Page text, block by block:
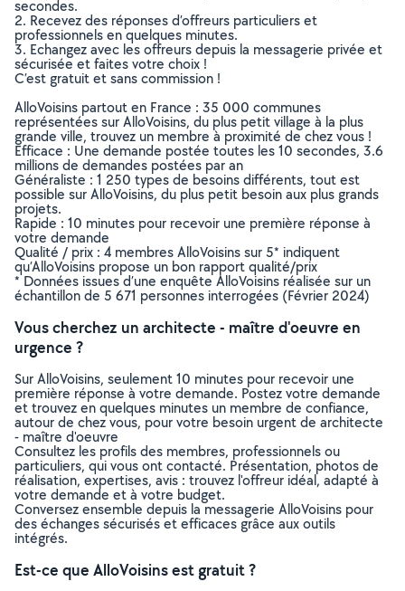
secondes.
2. Recevez des réponses d’offreurs particuliers et
professionnels en quelques minutes.
3. Echangez avec les offreurs depuis la messagerie privée et
sécurisée et faites votre choix !
C’est gratuit et sans commission !
AlloVoisins partout en France : 35 000 communes
représentées sur AlloVoisins, du plus petit village à la plus
grande ville, trouvez un membre à proximité de chez vous !
Efficace : Une demande postée toutes les 10 secondes, 3.6
millions de demandes postées par an
Généraliste : 1 250 types de besoins différents, tout est
possible sur AlloVoisins, du plus petit besoin aux plus grands
projets.
Rapide : 10 minutes pour recevoir une première réponse à
votre demande
Qualité / prix : 4 membres AlloVoisins sur 5* indiquent
qu’AlloVoisins propose un bon rapport qualité/prix
* Données issues d’une enquête AlloVoisins réalisée sur un
échantillon de 5 671 personnes interrogées (Février 2024)
Vous cherchez un architecte - maître d'oeuvre en
urgence ?
Sur AlloVoisins, seulement 10 minutes pour recevoir une
première réponse à votre demande. Postez votre demande
et trouvez en quelques minutes un membre de confiance,
autour de chez vous, pour votre besoin urgent de architecte
- maître d'oeuvre
Consultez les profils des membres, professionnels ou
particuliers, qui vous ont contacté. Présentation, photos de
réalisation, expertises, avis : trouvez l'offreur idéal, adapté à
votre demande et à votre budget.
Conversez ensemble depuis la messagerie AlloVoisins pour
des échanges sécurisés et efficaces grâce aux outils
intégrés.
Est-ce que AlloVoisins est gratuit ?